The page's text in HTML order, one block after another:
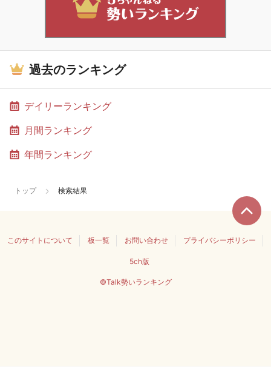
過去のランキング
デイリーランキング
月間ランキング
年間ランキング
トップ 検索結果
このサイトについて 板一覧 お問い合わせ プライバシーポリシー
5ch版
©Talk勢いランキング